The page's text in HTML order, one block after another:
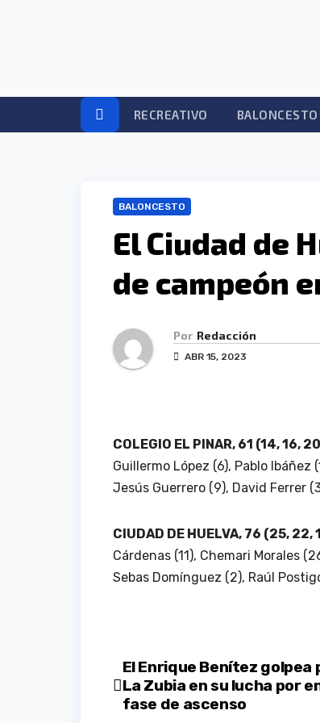
RECREATIVO BALONCESTO
BALONCESTO
El Ciudad de
de campeón
Por Redacción
ABR 15, 2023
COLEGIO EL PINAR, 61 (14, 16,
Guillermo López (6), Pablo
Jesús Guerrero (9), David Ferrer
CIUDAD DE HUELVA, 76 (25, 22,
Cárdenas (11), Chemari Morales
Sebas Domínguez (2), Raúl
Navegación
de
El Enrique Benítez golpea
La Zubia en su lucha por
fase de ascenso